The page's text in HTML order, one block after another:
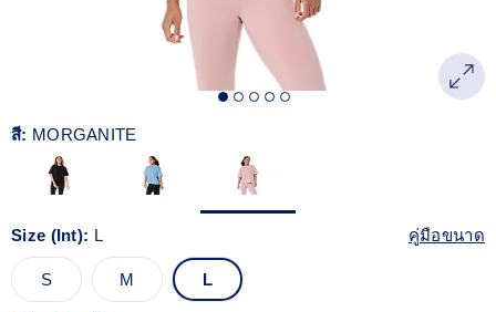
สี: MORGANITE
Size (Int): L คู่มือขนาด
S M L